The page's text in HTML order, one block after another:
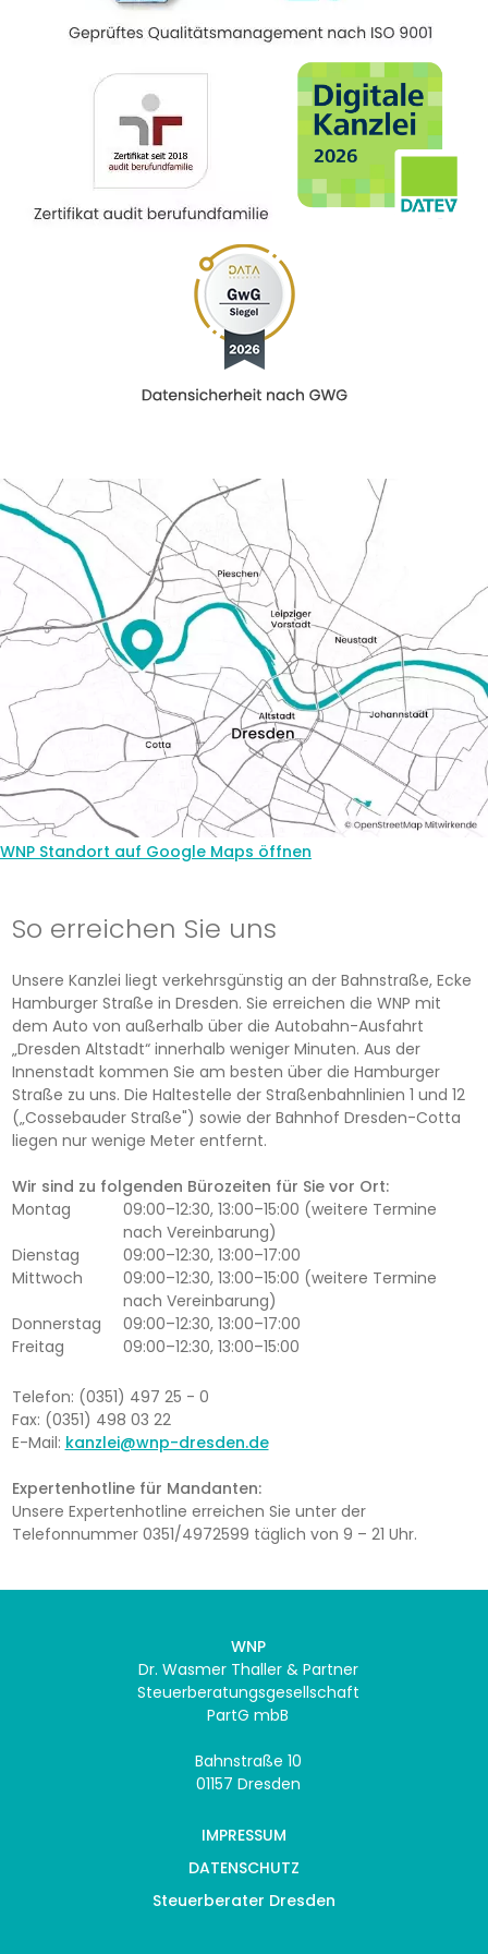
WNP Standort auf Google Maps öffnen
So erreichen Sie uns
Unsere Kanzlei liegt verkehrsgünstig an der Bahnstraße, Ecke
Hamburger Straße in Dresden. Sie erreichen die WNP mit
dem Auto von außerhalb über die Autobahn-Ausfahrt
„Dresden Altstadt“ innerhalb weniger Minuten. Aus der
Innenstadt kommen Sie am besten über die Hamburger
Straße zu uns. Die Haltestelle der Straßenbahnlinien 1 und 12
(„Cossebauder Straße") sowie der Bahnhof Dresden-Cotta
liegen nur wenige Meter entfernt.
Wir sind zu folgenden Bürozeiten für Sie vor Ort:
Montag
09:00–12:30, 13:00–15:00 (weitere Termine
nach Vereinbarung)
Dienstag
09:00–12:30, 13:00–17:00
Mittwoch
09:00–12:30, 13:00–15:00 (weitere Termine
nach Vereinbarung)
Donnerstag
09:00–12:30, 13:00–17:00
Freitag
09:00–12:30, 13:00–15:00
Telefon: (0351) 497 25 - 0
Fax: (0351) 498 03 22
E-Mail: kanzlei@wnp-dresden.de
Expertenhotline für Mandanten:
Unsere Expertenhotline erreichen Sie unter der
Telefonnummer 0351/4972599 täglich von 9 – 21 Uhr.
WNP
Dr. Wasmer Thaller & Partner
Steuerberatungsgesellschaft
PartG mbB
Bahnstraße 10
01157 Dresden
IMPRESSUM
DATENSCHUTZ
Steuerberater Dresden